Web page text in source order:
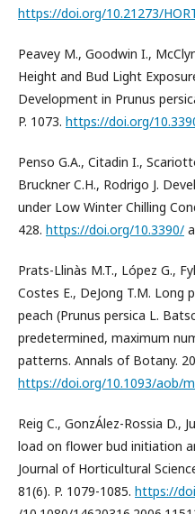
https://doi.org/10.21273/
Peavey M., Goodwin I.,
Height and Bud Light
Development in Prunus
P. 1073. https://doi.org/
Penso G.A., Citadin I.,
Bruckner C.H., Rodrigo J.
under Low Winter Chilling
428. https://doi.org/10.3390/
Prats-Llinàs M.T., López G.,
Costes E., DeJong T.M.
peach (Prunus persica L.
predetermined, maximum
patterns. Annals of Botany.
https://doi.org/10.1093/aob/
Reig C., GonzÁlez-Rossia D.,
load on flower bud initiation
Journal of Horticultural
81(6). P. 1079-1085. https://